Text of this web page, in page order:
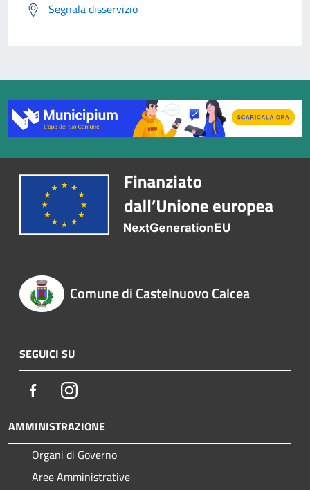
Segnala disservizio
Comune di Castelnuovo Calcea
SEGUICI SU
FacebookInstagram
AMMINISTRAZIONE
Organi di Governo
Aree Amministrative